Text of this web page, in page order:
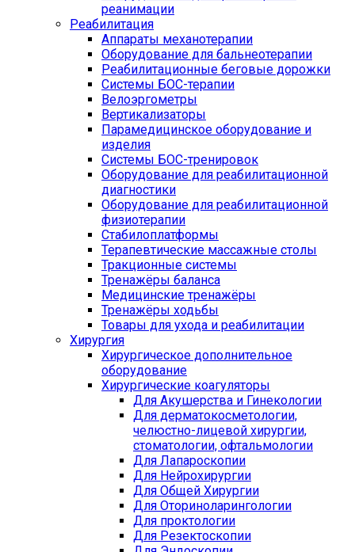
реанимации
Реабилитация
Аппараты механотерапии
Оборудование для бальнеотерапии
Реабилитационные беговые дорожки
Системы БОС-терапии
Велоэргометры
Вертикализаторы
Парамедицинское оборудование и
изделия
Системы БОС-тренировок
Оборудование для реабилитационной
диагностики
Оборудование для реабилитационной
физиотерапии
Стабилоплатформы
Терапевтические массажные столы
Тракционные системы
Тренажёры баланса
Медицинские тренажёры
Тренажёры ходьбы
Товары для ухода и реабилитации
Хирургия
Хирургическое дополнительное
оборудование
Хирургические коагуляторы
Для Акушерства и Гинекологии
Для дерматокосметологии,
челюстно-лицевой хирургии,
стоматологии, офтальмологии
Для Лапароскопии
Для Нейрохирургии
Для Общей Хирургии
Для Оториноларингологии
Для проктологии
Для Резектоскопии